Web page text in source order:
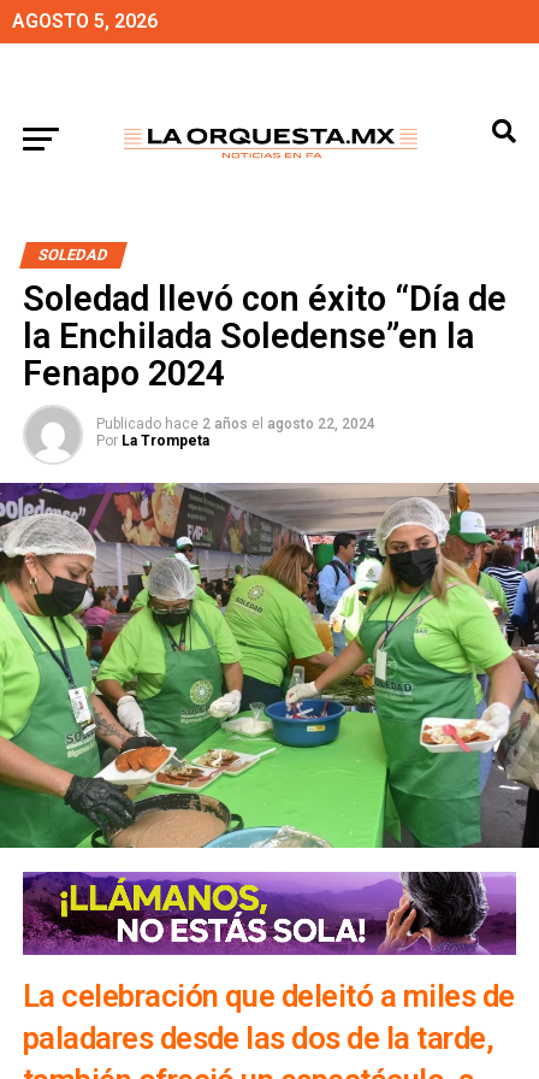
AGOSTO 5, 2026
SOLEDAD
Soledad llevó con éxito “Día de
la Enchilada Soledense”en la
Fenapo 2024
Publicado hace 2 años el agosto 22, 2024
Por La Trompeta
La celebración que deleitó a miles de
paladares desde las dos de la tarde,